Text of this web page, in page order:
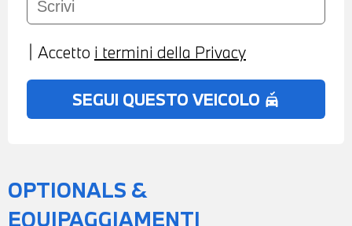
Accetto i termini della Privacy
SEGUI QUESTO VEICOLO no_crash
OPTIONALS &
EQUIPAGGIAMENTI